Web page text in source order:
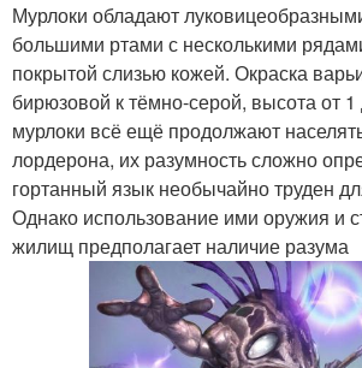
Мурлоки обладают
большими ртами с несколькими
покрытой слизью кожей. Окраска
бирюзовой к тёмно-серой, высота от 1
мурлоки всё ещё продолжают
лордерона, их разумность сложно
гортанный язык необычайно труден
Однако использование ими оружия и
жилищ предполагает наличие разума